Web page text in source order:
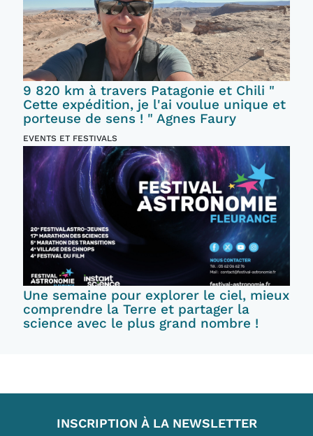
9 820 km à travers Patagonie et Chili "
Cette expédition, je l'ai voulue unique et
porteuse de sens ! " Agnes Faury
EVENTS ET FESTIVALS
Une semaine pour explorer le ciel, mieux
comprendre la Terre et partager la
science avec le plus grand nombre !
INSCRIPTION À LA NEWSLETTER